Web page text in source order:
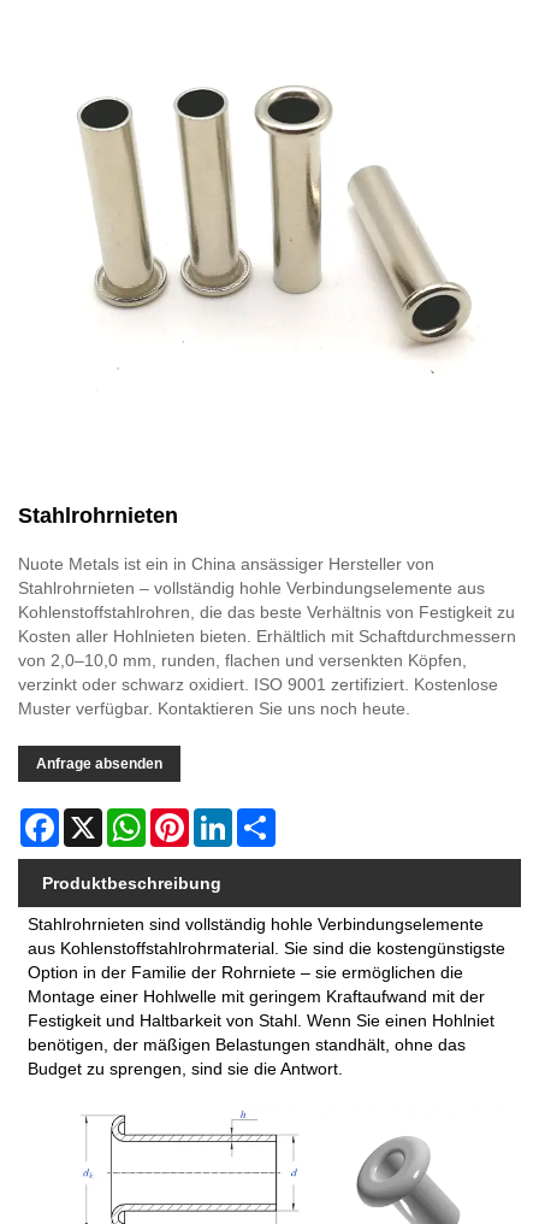
Stahlrohrnieten
Nuote Metals ist ein in China ansässiger Hersteller von
Stahlrohrnieten – vollständig hohle Verbindungselemente aus
Kohlenstoffstahlrohren, die das beste Verhältnis von Festigkeit zu
Kosten aller Hohlnieten bieten. Erhältlich mit Schaftdurchmessern
von 2,0–10,0 mm, runden, flachen und versenkten Köpfen,
verzinkt oder schwarz oxidiert. ISO 9001 zertifiziert. Kostenlose
Muster verfügbar. Kontaktieren Sie uns noch heute.
Anfrage absenden
Facebook
X WhatsAppPinterestLinkedIn
Produktbeschreibung
Stahlrohrnieten sind vollständig hohle Verbindungselemente
aus Kohlenstoffstahlrohrmaterial. Sie sind die kostengünstigste
Option in der Familie der Rohrniete – sie ermöglichen die
Montage einer Hohlwelle mit geringem Kraftaufwand mit der
Festigkeit und Haltbarkeit von Stahl. Wenn Sie einen Hohlniet
benötigen, der mäßigen Belastungen standhält, ohne das
Budget zu sprengen, sind sie die Antwort.